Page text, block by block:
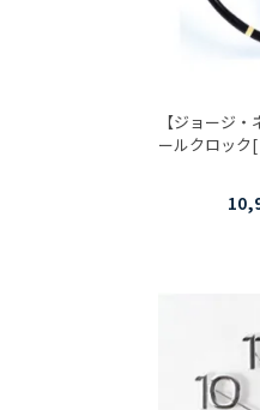
【ジョージ
ールクロック